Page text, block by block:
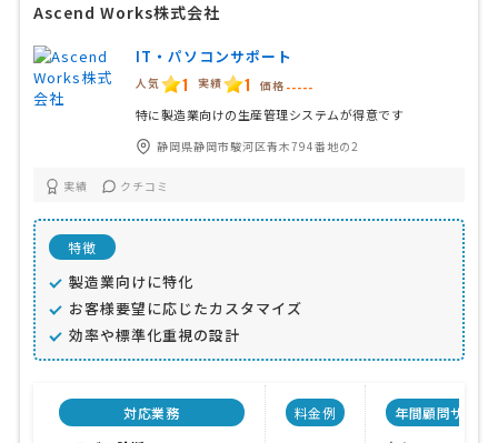
Ascend Works株式会社
IT・パソコンサポート
人気 1 実績 1 価格 -----
特に製造業向けの生産管理システムが得意です
静岡県静岡市駿河区青木794番地の2
実績 クチコミ
特徴
製造業向けに特化
お客様要望に応じたカスタマイズ
効率や標準化重視の設計
対応業務
料金例
年間顧問サービ